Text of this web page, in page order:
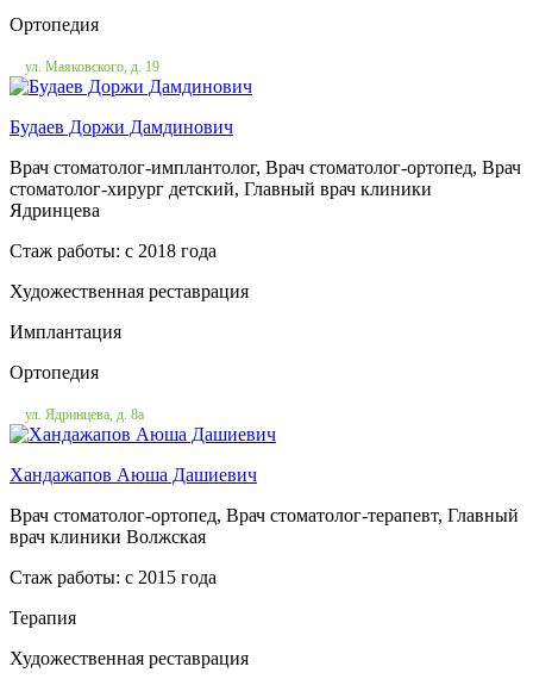
Ортопедия
ул. Маяковского, д. 19
Будаев Доржи Дамдинович
Врач стоматолог-имплантолог, Врач стоматолог-ортопед, Врач
стоматолог-хирург детский, Главный врач клиники
Ядринцева
Стаж работы: c 2018 года
Художественная реставрация
Имплантация
Ортопедия
ул. Ядринцева, д. 8а
Хандажапов Аюша Дашиевич
Врач стоматолог-ортопед, Врач стоматолог-терапевт, Главный
врач клиники Волжская
Стаж работы: c 2015 года
Терапия
Художественная реставрация